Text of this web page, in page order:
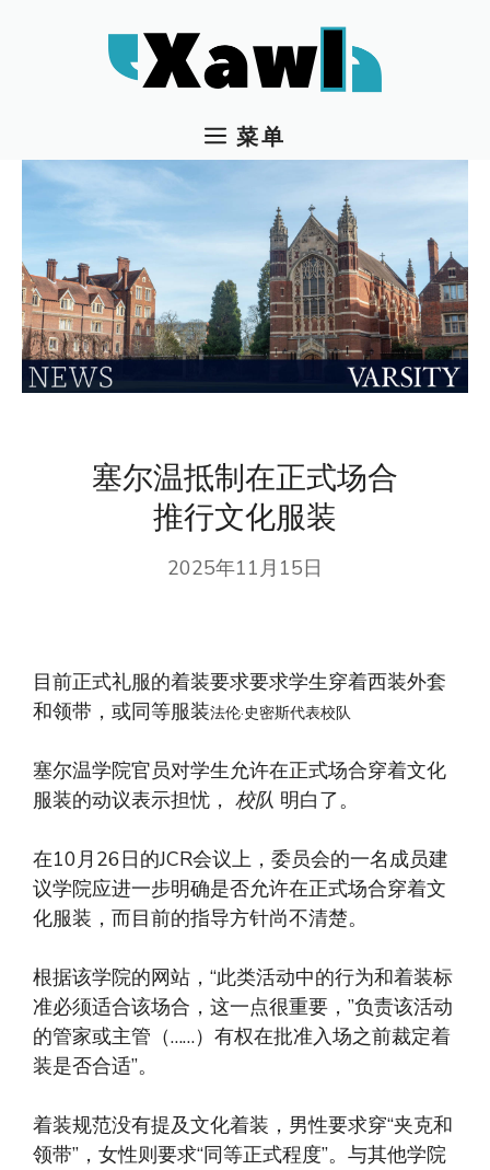
菜单
塞尔温抵制在正式场合
推行文化服装
2025年11月15日
目前正式礼服的着装要求要求学生穿着西装外套
和领带，或同等服装法伦·史密斯代表校队
塞尔温学院官员对学生允许在正式场合穿着文化
服装的动议表示担忧， 校队 明白了。
在10月26日的JCR会议上，委员会的一名成员建
议学院应进一步明确是否允许在正式场合穿着文
化服装，而目前的指导方针尚不清楚。
根据该学院的网站，“此类活动中的行为和着装标
准必须适合该场合，这一点很重要，”负责该活动
的管家或主管（……）有权在批准入场之前裁定着
装是否合适”。
着装规范没有提及文化着装，男性要求穿“夹克和
领带”，女性则要求“同等正式程度”。与其他学院